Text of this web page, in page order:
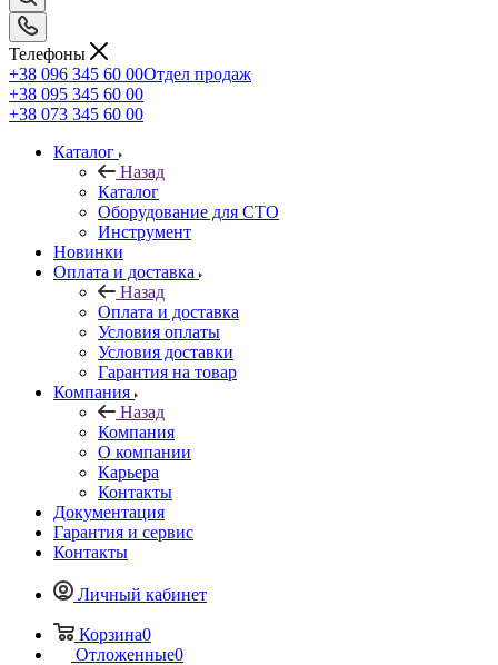
Телефоны
+38 096 345 60 00Отдел продаж
+38 095 345 60 00
+38 073 345 60 00
Каталог
Назад
Каталог
Оборудование для СТО
Инструмент
Новинки
Оплата и доставка
Назад
Оплата и доставка
Условия оплаты
Условия доставки
Гарантия на товар
Компания
Назад
Компания
О компании
Карьера
Контакты
Документация
Гарантия и сервис
Контакты
Личный кабинет
Корзина0
Отложенные0